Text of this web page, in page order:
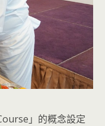
」的概念設定